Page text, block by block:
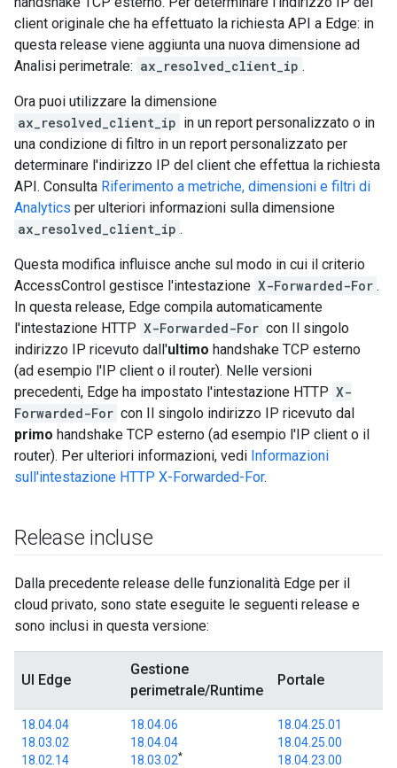
client originale che ha effettuato la richiesta API a Edge: in
questa release viene aggiunta una nuova dimensione ad
Analisi perimetrale: ax_resolved_client_ip .
Ora puoi utilizzare la dimensione
ax_resolved_client_ip in un report personalizzato o in
una condizione di filtro in un report personalizzato per
determinare l'indirizzo IP del client che effettua la richiesta
API. Consulta Riferimento a metriche, dimensioni e filtri di
Analytics per ulteriori informazioni sulla dimensione
ax_resolved_client_ip .
Questa modifica influisce anche sul modo in cui il criterio
AccessControl gestisce l'intestazione X-Forwarded-For .
In questa release, Edge compila automaticamente
l'intestazione HTTP X-Forwarded-For con Il singolo
indirizzo IP ricevuto dall'ultimo handshake TCP esterno
(ad esempio l'IP client o il router). Nelle versioni
precedenti, Edge ha impostato l'intestazione HTTP X-
Forwarded-For con Il singolo indirizzo IP ricevuto dal
primo handshake TCP esterno (ad esempio l'IP client o il
router). Per ulteriori informazioni, vedi Informazioni
sull'intestazione HTTP X-Forwarded-For.
Release incluse
Dalla precedente release delle funzionalità Edge per il
cloud privato, sono state eseguite le seguenti release e
sono inclusi in questa versione:
UI Edge
Gestione
perimetrale/Runtime
Portale
18.04.04
18.03.02
18.02.14
18.04.06
18.04.04
18.03.02*
18.04.25.01
18.04.25.00
18.04.23.00